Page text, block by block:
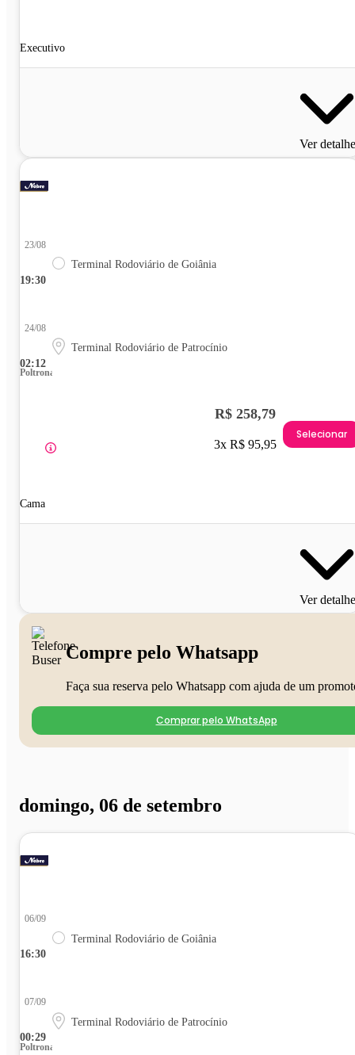
Executivo
Ver
19:30
23/08
Terminal Rodoviário de Goiânia
02:12
24/08
Terminal Rodoviário de Patrocínio
Poltrona
Cama
R$ 258,79
3x R$ 95,95
Selecionar
Ver
Compre pelo Whatsapp
Faça sua reserva pelo Whatsapp com ajuda de um
Comprar pelo WhatsApp
domingo, 06 de setembro
16:30
06/09
Terminal Rodoviário de Goiânia
00:29
07/09
Terminal Rodoviário de Patrocínio
Poltrona